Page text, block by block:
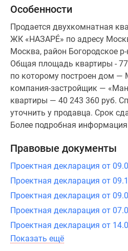
Особенности
Продается двухкомнатная
ЖК «НАЗАРÉ» по адресу
Москва, район Богородское
Общая площадь квартиры -
по которому построен дом —
компания-застройщик —
квартиры — 40 243 360 руб.
уточнить у продавца. Срок
Более подробная информация
Правовые документы
Проектная декларация от
Проектная декларация от
Проектная декларация от
Проектная декларация от
Проектная декларация от
Показать ещё